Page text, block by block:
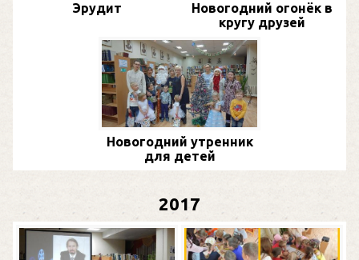
Эрудит
Новогодний огонёк в
кругу друзей
Новогодний утренник
для детей
2017